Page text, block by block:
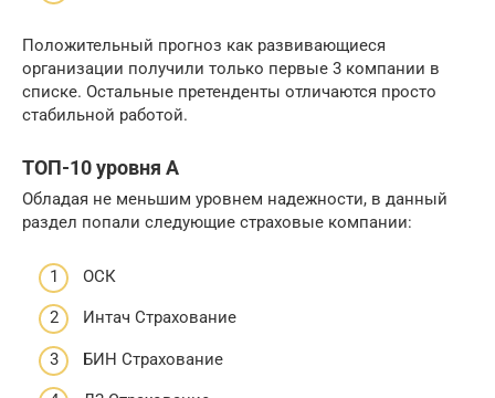
Положительный прогноз как развивающиеся
организации получили только первые 3 компании в
списке. Остальные претенденты отличаются просто
стабильной работой.
ТОП-10 уровня А
Обладая не меньшим уровнем надежности, в данный
раздел попали следующие страховые компании:
ОСК
Интач Страхование
БИН Страхование